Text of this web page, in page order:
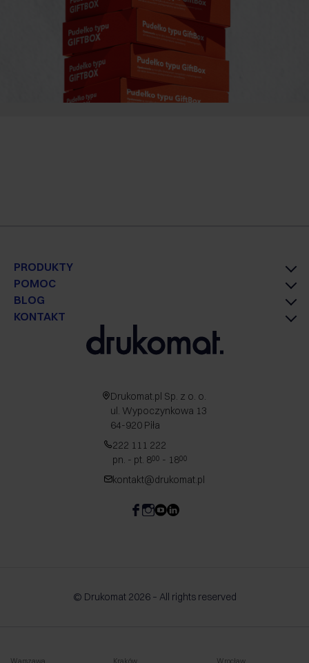
PRODUKTY
POMOC
BLOG
KONTAKT
Drukomat.pl Sp. z o. o.
ul. Wypoczynkowa 13
64-920 Piła
222 111 222
pn. - pt. 800 - 1800
kontakt@drukomat.pl
© Drukomat 2026 – All rights reserved